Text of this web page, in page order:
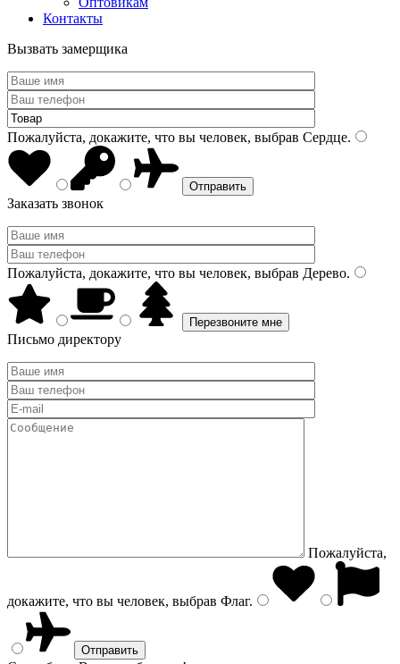
Контакты
Вызвать замерщика
Пожалуйста, докажите, что вы человек, выбрав Сердце.
Заказать звонок
Пожалуйста, докажите, что вы человек, выбрав Дерево.
Письмо директору
Пожалуйста,
докажите, что вы человек, выбрав Флаг.